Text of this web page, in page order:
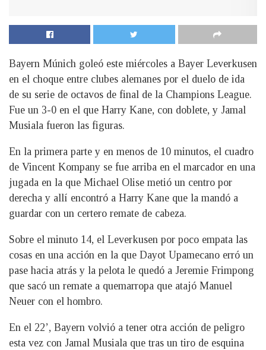
Bayern Múnich goleó este miércoles a Bayer Leverkusen
en el choque entre clubes alemanes por el duelo de ida
de su serie de octavos de final de la Champions League.
Fue un 3-0 en el que Harry Kane, con doblete, y Jamal
Musiala fueron las figuras.
En la primera parte y en menos de 10 minutos, el cuadro
de Vincent Kompany se fue arriba en el marcador en una
jugada en la que Michael Olise metió un centro por
derecha y allí encontró a Harry Kane que la mandó a
guardar con un certero remate de cabeza.
Sobre el minuto 14, el Leverkusen por poco empata las
cosas en una acción en la que Dayot Upamecano erró un
pase hacia atrás y la pelota le quedó a Jeremie Frimpong
que sacó un remate a quemarropa que atajó Manuel
Neuer con el hombro.
En el 22’, Bayern volvió a tener otra acción de peligro
esta vez con Jamal Musiala que tras un tiro de esquina